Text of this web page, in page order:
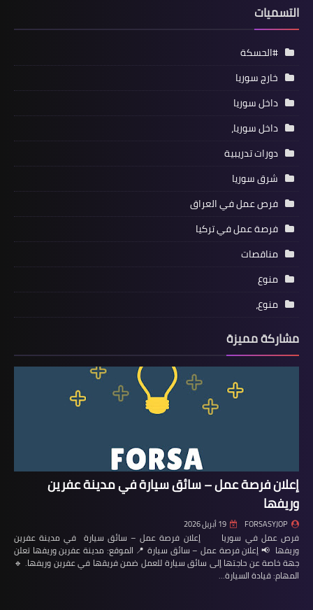
التسميات
#الحسكة
خارج سوريا
داخل سوريا
داخل سوريا،
دورات تدريبية
شرق سوريا
فرص عمل في العراق
فرصة عمل في تركيا
مناقصات
منوع
منوع،
مشاركة مميزة
إعلان فرصة عمل – سائق سيارة في مدينة عفرين
وريفها
FORSASYJOP 19 أبريل 2026
فرص عمل في سوريا إعلان فرصة عمل – سائق سيارة في مدينة عفرين
وريفها 📢 إعلان فرصة عمل – سائق سيارة 📍 الموقع: مدينة عفرين وريفها تعلن
جهة خاصة عن حاجتها إلى سائق سيارة للعمل ضمن فريقها في عفرين وريفها. 🔹
المهام: قيادة السيارة…